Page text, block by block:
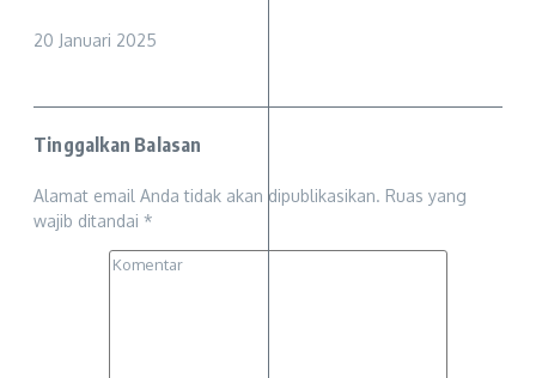
20 Januari 2025
Tinggalkan Balasan
Alamat email Anda tidak akan dipublikasikan. Ruas yang
wajib ditandai *